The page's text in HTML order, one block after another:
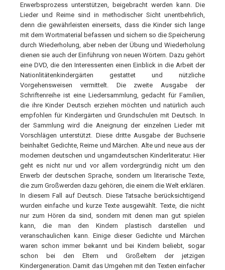
Erwerbsprozess unterstützen, beigebracht werden kann. Die
Lieder und Reime sind in methodischer Sicht unentbehrlich,
denn die gewährleisten einerseits, dass die Kinder sich lange
mit dem Wortmaterial befassen und sichern so die Speicherung
durch Wiederholung, aber neben der Übung und Wiederholung
dienen sie auch der Einführung von neuen Wörtern. Dazu gehört
eine DVD, die den Interessenten einen Einblick in die Arbeit der
Nationlitätenkindergärten gestattet und nützliche
Vorgehensweisen vermittelt. Die zweite Ausgabe der
Schriftenreihe ist eine Liedersammlung, gedacht für Familien,
die ihre Kinder Deutsch erziehen möchten und natürlich auch
empfohlen für Kindergärten und Grundschulen mit Deutsch. In
der Sammlung wird die Aneignung der einzelnen Lieder mit
Vorschlägen unterstützt. Diese dritte Ausgabe der Buchserie
beinhaltet Gedichte, Reime und Märchen. Alte und neue aus der
modernen deutschen und ungarndeutschen Kinderliteratur. Hier
geht es nicht nur und vor allem vordergründig nicht um den
Erwerb der deutschen Sprache, sondern um literarische Texte,
die zum Großwerden dazu gehören, die einem die Welt erklären.
In diesem Fall auf Deutsch. Diese Tatsache berücksichtigend
wurden einfache und kurze Texte ausgewählt. Texte, die nicht
nur zum Hören da sind, sondern mit denen man gut spielen
kann, die man den Kindern plastisch darstellen und
veranschaulichen kann. Einige dieser Gedichte und Märchen
waren schon immer bekannt und bei Kindern beliebt, sogar
schon bei den Eltern und Großeltern der jetzigen
Kindergeneration. Damit das Umgehen mit den Texten einfacher